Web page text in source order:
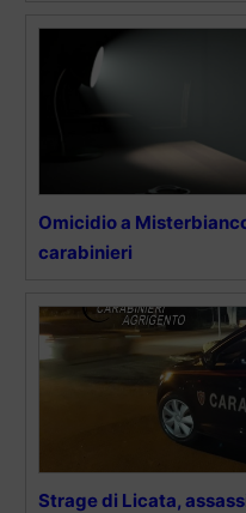
Omicidio a
carabinieri
Strage di Licata,